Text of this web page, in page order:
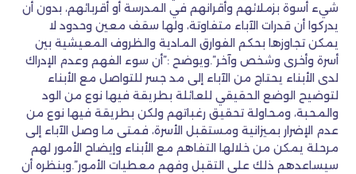
شيء أسوة بزملائهم وأقرانهم في المدرسة أو أقربائهم، بدون أن
يدركوا أن قدرات الآباء متفاوتة، ولها سقف معين وحدود لا
يمكن تجاوزها بحكم الفوارق المادية والظروف المعيشية بين
أسرة وأخرى وشخص وآخر”.ويوضح :”أن سوء الفهم وعدم الإدراك
لدى الأبناء يحتاج من الآباء إلى مد جسر للتواصل مع الأبناء
لتوضيح الوضع الحقيقي للعائلة بطريقة فيها نوع من الود
والمحبة، ومحاولة تحقيق رغباتهم ولكن بطريقة فيها نوع من
عدم الإضرار بميزانية ومستقبل الأسرة، فمتى ما وصل الآباء إلى
مرحلة يمكن من خلالها التفاهم مع الأبناء وإيضاح الأمور لهم
سيساعدهم ذلك على التقبل وفهم معطيات الأمور”.وبنظره أن